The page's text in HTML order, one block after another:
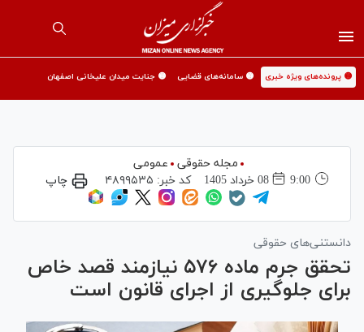
🟡 پرونده‌های ویژه خبری 🟡 سامانه‌های قضایی 🟡 جنایت میدان علیخانی اصفهان
مجله حقوقی
عمومی
9:00
08 خرداد 1405 کد خبر: ۴۸۹۹۵۳۵ چاپ
دانستنی‌های حقوقی
تحقق جرم ماده ۵۷۶ نیازمند قصد خاص
برای جلوگیری از اجرای قانون است